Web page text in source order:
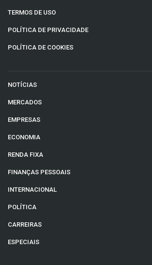
TERMOS DE USO
POLÍTICA DE PRIVACIDADE
POLÍTICA DE COOKIES
NOTÍCIAS
MERCADOS
EMPRESAS
ECONOMIA
RENDA FIXA
FINANÇAS PESSOAIS
INTERNACIONAL
POLÍTICA
CARREIRAS
ESPECIAIS